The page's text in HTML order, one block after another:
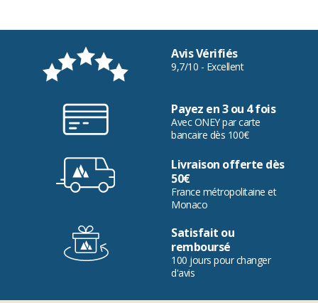
Avis Vérifiés
9,7/10 - Excellent
Payez en 3 ou 4 fois
Avec ONEY par carte
bancaire dès 100€
Livraison offerte dès
50€
France métropolitaine et
Monaco
Satisfait ou
remboursé
100 jours pour changer
d'avis